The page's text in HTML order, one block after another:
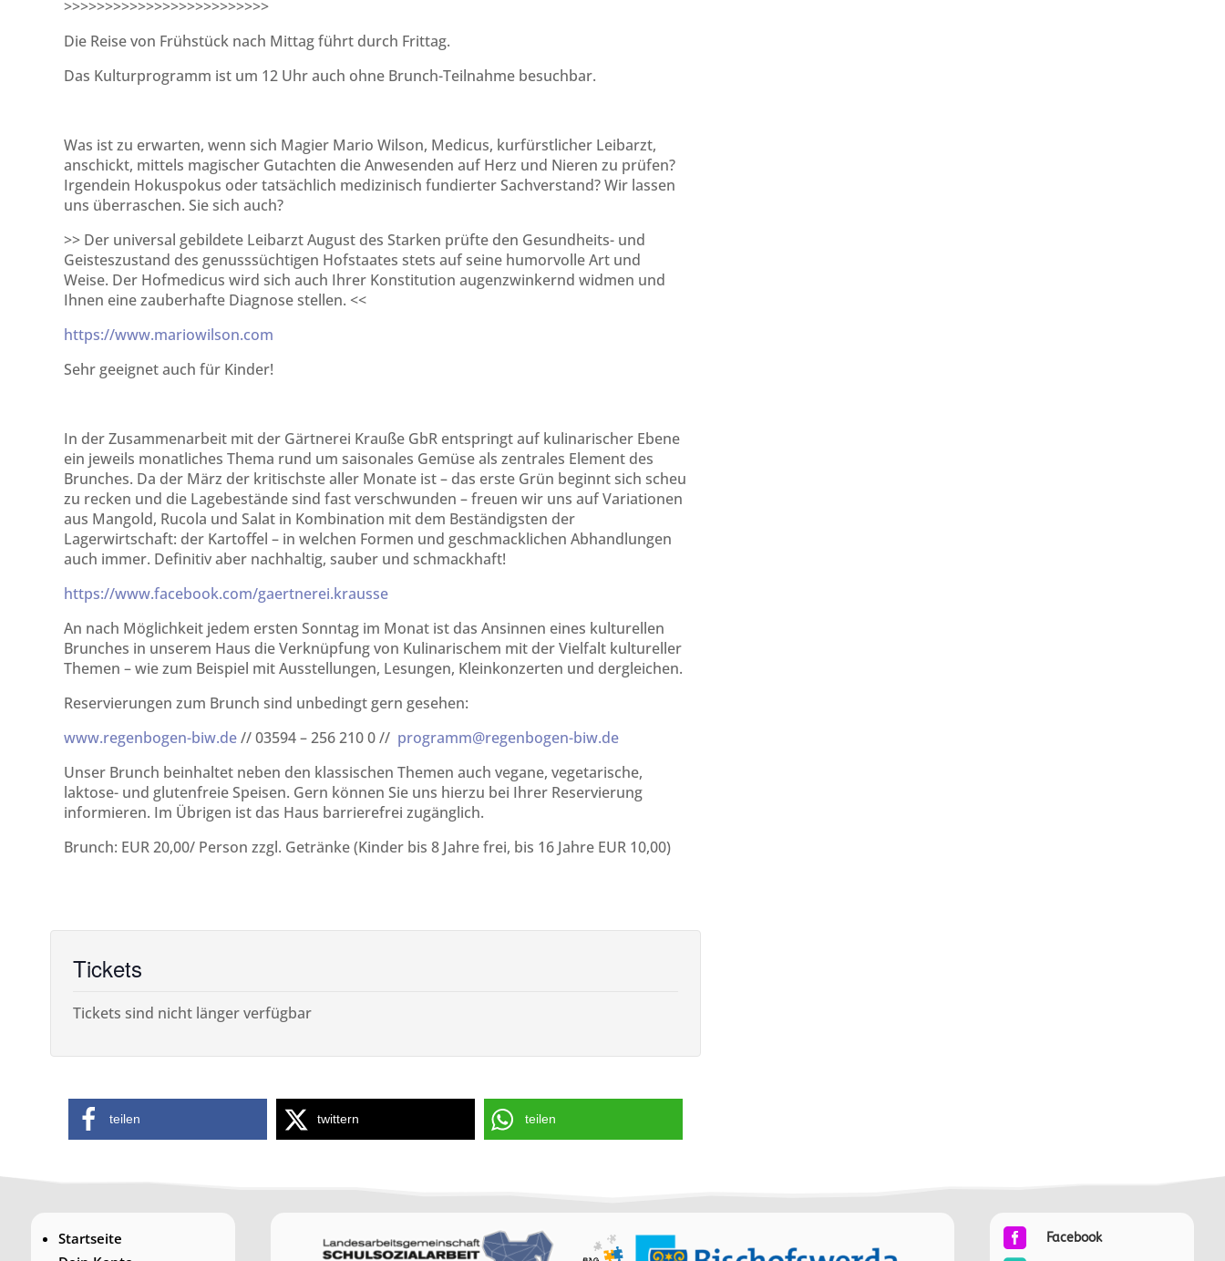
>>>>>>>>>>>>>>>>>>>>>>>>>
Die Reise von Frühstück nach Mittag führt durch Frittag.
Das Kulturprogramm ist um 12 Uhr auch ohne Brunch-Teilnahme besuchbar.
Was ist zu erwarten, wenn sich Magier Mario Wilson, Medicus, kurfürstlicher Leibarzt,
anschickt, mittels magischer Gutachten die Anwesenden auf Herz und Nieren zu prüfen?
Irgendein Hokuspokus oder tatsächlich medizinisch fundierter Sachverstand? Wir lassen
uns überraschen. Sie sich auch?
>> Der universal gebildete Leibarzt August des Starken prüfte den Gesundheits- und
Geisteszustand des genusssüchtigen Hofstaates stets auf seine humorvolle Art und
Weise. Der Hofmedicus wird sich auch Ihrer Konstitution augenzwinkernd widmen und
Ihnen eine zauberhafte Diagnose stellen. <<
https://www.mariowilson.com
Sehr geeignet auch für Kinder!
In der Zusammenarbeit mit der Gärtnerei Krauße GbR entspringt auf kulinarischer Ebene
ein jeweils monatliches Thema rund um saisonales Gemüse als zentrales Element des
Brunches. Da der März der kritischste aller Monate ist – das erste Grün beginnt sich scheu
zu recken und die Lagebestände sind fast verschwunden – freuen wir uns auf Variationen
aus Mangold, Rucola und Salat in Kombination mit dem Beständigsten der
Lagerwirtschaft: der Kartoffel – in welchen Formen und geschmacklichen Abhandlungen
auch immer. Definitiv aber nachhaltig, sauber und schmackhaft!
https://www.facebook.com/gaertnerei.krausse
An nach Möglichkeit jedem ersten Sonntag im Monat ist das Ansinnen eines kulturellen
Brunches in unserem Haus die Verknüpfung von Kulinarischem mit der Vielfalt kultureller
Themen – wie zum Beispiel mit Ausstellungen, Lesungen, Kleinkonzerten und dergleichen.
Reservierungen zum Brunch sind unbedingt gern gesehen:
www.regenbogen-biw.de// 03594 – 256 210 0 // programm@regenbogen-biw.de
Unser Brunch beinhaltet neben den klassischen Themen auch vegane, vegetarische,
laktose- und glutenfreie Speisen. Gern können Sie uns hierzu bei Ihrer Reservierung
informieren. Im Übrigen ist das Haus barrierefrei zugänglich.
Brunch: EUR 20,00/ Person zzgl. Getränke (Kinder bis 8 Jahre frei, bis 16 Jahre EUR 10,00)
Tickets
Tickets sind nicht länger verfügbar
teilen twittern teilen
Startseite
 Facebook